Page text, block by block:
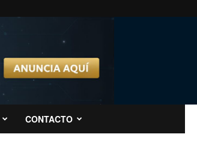
CONTACTO